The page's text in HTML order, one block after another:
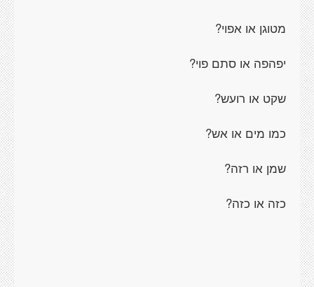
מטוגן או אפוי?
יפהפה או סתם פוי?
שקט או רועש?
כמו מים או אש?
שמן או רזה?
כזה או כזה?